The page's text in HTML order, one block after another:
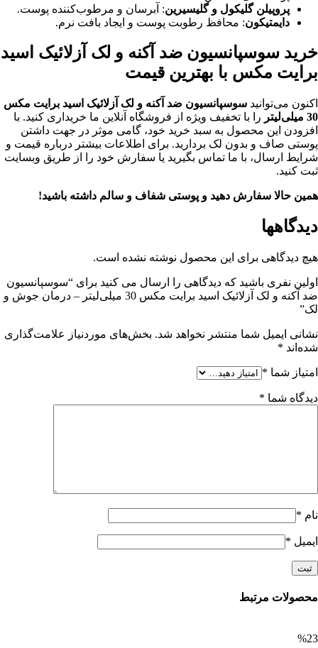
پروپیلن گلیکول و گلیسیرین: آبرسان و مرطوب‌کننده پوست.
دایمتیکون: محافظ رطوبت پوست و ایجاد بافت نرم.
خرید سوسپانسیون ضد آکنه و لک آزلائیک اسید
برایت مکس با بهترین قیمت
اکنون می‌توانید سوسپانسیون ضد آکنه و لک آزلائیک اسید برایت مکس
30 میلی‌لیتر
را با تخفیف ویژه از فروشگاه آنلاین ما خریداری کنید. با
افزودن این محصول به سبد خرید خود، گامی موثر در جهت داشتن
پوستی صاف و بدون لک بردارید. برای اطلاعات بیشتر درباره قیمت و
شرایط ارسال، با ما تماس بگیرید یا سفارش خود را از طریق وبسایت
ثبت کنید.
همین حالا سفارش دهید و پوستی شفاف و سالم داشته باشید!
دیدگاهها
هیچ دیدگاهی برای این محصول نوشته نشده است.
اولین نفری باشید که دیدگاهی را ارسال می کنید برای “سوسپانسیون
ضد آکنه و لک آزلائیک اسید برایت مکس 30 میلی‌لیتر – درمان جوش و
لک”
نشانی ایمیل شما منتشر نخواهد شد. بخش‌های موردنیاز علامت‌گذاری
شده‌اند *
امتیاز شما *
دیدگاه شما *
نام *
ایمیل *
محصولات مرتبط
%23